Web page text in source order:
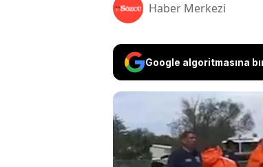
Haber Merkezi
Google algoritmasına